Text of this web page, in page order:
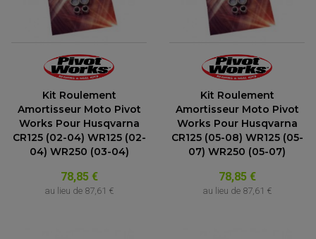
Kit Roulement
Amortisseur Moto Pivot
Works Pour Husqvarna
CR125 (02-04) WR125 (02-
04) WR250 (03-04)
78,85 €
au lieu de 87,61 €
Kit Roulement
Amortisseur Moto Pivot
Works Pour Husqvarna
CR125 (05-08) WR125 (05-
07) WR250 (05-07)
78,85 €
au lieu de 87,61 €